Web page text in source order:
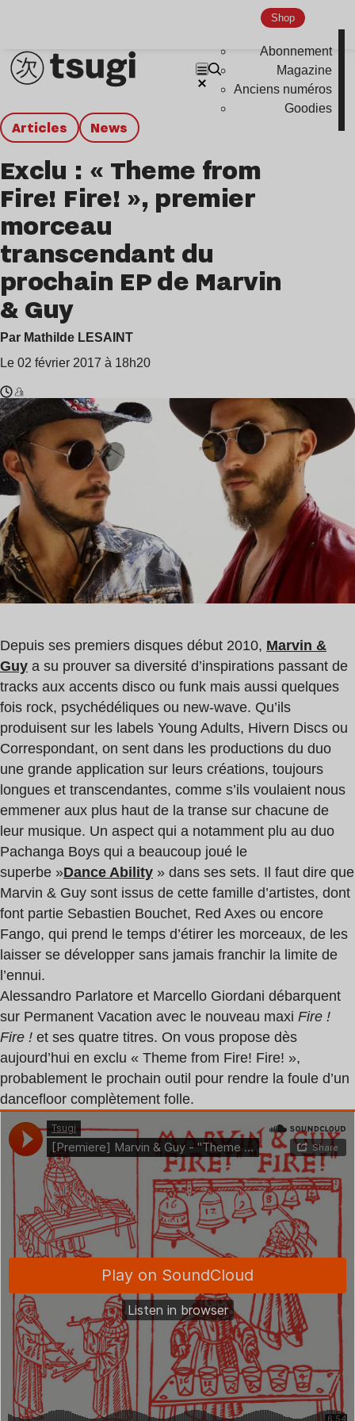
Shop
Abonnement
Magazine
Anciens numéros
Goodies
Articles news
Exclu : « Theme from
Fire! Fire! », premier
morceau
transcendant du
prochain EP de Marvin
& Guy
Par Mathilde LESAINT
Le 02 février 2017 à 18h20
Temps
de
lecture
:
1
min
Marvin
Guy
Depuis ses premiers disques début 2010, Marvin &
Guy a su prouver sa diversité d’inspirations passant de
tracks aux accents disco ou funk mais aussi quelques
fois rock, psychédéliques ou new-wave. Qu’ils
produisent sur les labels Young Adults, Hivern Discs ou
Correspondant, on sent dans les productions du duo
une grande application sur leurs créations, toujours
longues et transcendantes, comme s’ils voulaient nous
emmener aux plus haut de la transe sur chacune de
leur musique. Un aspect qui a notamment plu au duo
Pachanga Boys qui a beaucoup joué le
superbe »Dance Ability » dans ses sets. Il faut dire que
Marvin & Guy sont issus de cette famille d’artistes, dont
font partie Sebastien Bouchet, Red Axes ou encore
Fango, qui prend le temps d’étirer les morceaux, de les
laisser se développer sans jamais franchir la limite de
l’ennui.
Alessandro Parlatore et Marcello Giordani débarquent
sur Permanent Vacation avec le nouveau maxi Fire !
Fire ! et ses quatre titres. On vous propose dès
aujourd’hui en exclu « Theme from Fire! Fire! »,
probablement le prochain outil pour rendre la foule d’un
dancefloor complètement folle.